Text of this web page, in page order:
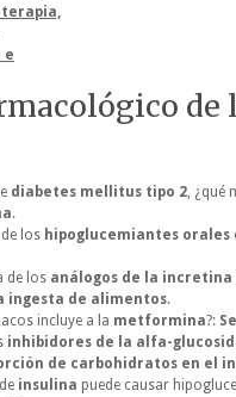
e
de
diabetes mellitus tipo 2, ¿qué
.
los hipoglucemiantes orales
de los análogos de la incretina
ingesta de alimentos.
incluye a la metformina?:
inhibidores de la alfa-
de carbohidratos en el
insulina puede causar